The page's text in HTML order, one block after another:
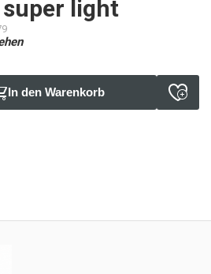
light
In den Warenkorb